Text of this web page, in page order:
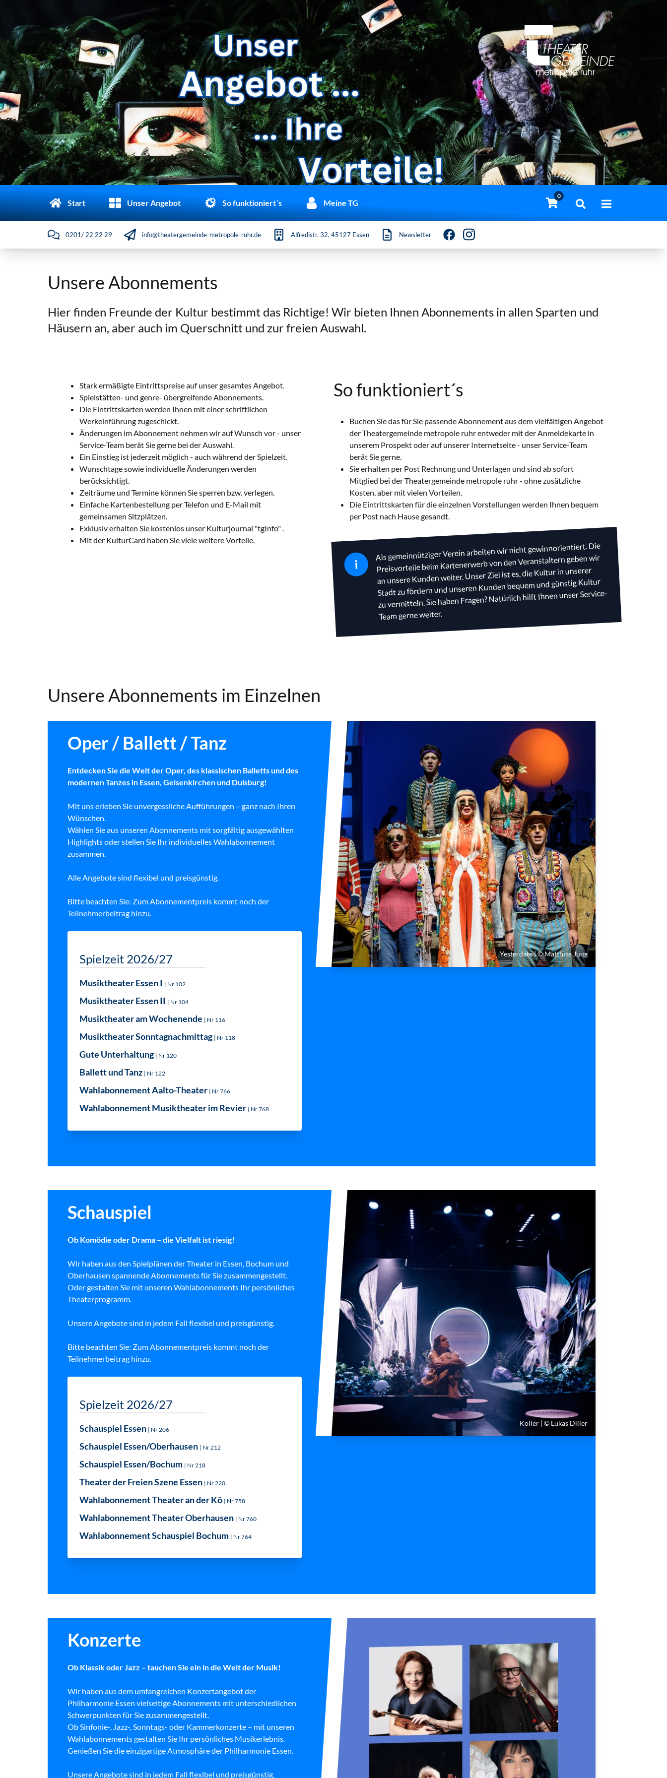
Parsifal | © Matthias Jung
Start Unser Angebot So funktioniert´s Meine TG
0
0201/ 22 22 29 info@theatergemeinde-metropole-ruhr.de Alfredistr. 32, 45127 Essen Newsletter
Unsere Abonnements
Hier finden Freunde der Kultur bestimmt das Richtige! Wir bieten Ihnen Abonnements in allen Sparten und
Häusern an, aber auch im Querschnitt und zur freien Auswahl.
Stark ermäßigte Eintrittspreise auf unser gesamtes Angebot.
Spielstätten- und genre­- übergreifende Abonnements.
Die Eintrittskarten werden Ihnen mit einer schriftlichen
Werkeinführung zugeschickt.
Änderungen im Abonnement nehmen wir auf Wunsch vor - unser
Service-Team berät Sie gerne bei der Auswahl.
Ein Einstieg ist jederzeit möglich - auch während der Spielzeit.
Wunschtage sowie individuelle Änderungen werden
berücksichtigt.
Zeiträume und Termine können Sie sperren bzw. verlegen.
Einfache Kartenbestellung per Telefon und E-Mail mit
gemeinsamen Sitzplätzen.
Exklusiv erhalten Sie kostenlos unser Kulturjournal "tgInfo" .
Mit der KulturCard haben Sie viele weitere Vorteile.
So funktioniert´s
Buchen Sie das für Sie passende Abonnement aus dem vielfältigen Angebot
der Theatergemeinde metropole ruhr entweder mit der Anmeldekarte in
unserem Prospekt oder auf unserer Internetseite - unser Service-Team
berät Sie gerne.
Sie erhalten per Post Rechnung und Unterlagen und sind ab sofort
Mitglied bei der Theatergemeinde metropole ruhr - ohne zusätzliche
Kosten, aber mit vielen Vorteilen.
Die Eintrittskarten für die einzelnen Vorstellungen werden Ihnen bequem
per Post nach Hause gesandt.
i
Als gemeinnütziger Verein arbeiten wir nicht gewinnorientiert. Die
Preisvorteile beim Kartenerwerb von den Veranstaltern geben wir
an unsere Kunden weiter. Unser Ziel ist es, die Kultur in unserer
Stadt zu fördern und unseren Kunden bequem und günstig Kultur
zu vermitteln. Sie haben Fragen? Natürlich hilft Ihnen unser Service-
Team gerne weiter.
Unsere Abonnements im Einzelnen
Oper / Ballett / Tanz
Entdecken Sie die Welt der Oper, des klassischen Balletts und des
modernen Tanzes in Essen, Gelsenkirchen und Duisburg!
Mit uns erleben Sie unvergessliche Aufführungen – ganz nach Ihren
Wünschen.
Wählen Sie aus unseren Abonnements mit sorgfältig ausgewählten
Highlights oder stellen Sie Ihr individuelles Wahlabonnement
zusammen.
Alle Angebote sind flexibel und preisgünstig.
Bitte beachten Sie: Zum Abonnementpreis kommt noch der
Teilnehmerbeitrag hinzu.
Spielzeit 2026/27
Musiktheater Essen I | Nr 102
Musiktheater Essen II | Nr 104
Musiktheater am Wochenende | Nr 116
Musiktheater Sonntagnachmittag | Nr 118
Gute Unterhaltung | Nr 120
Ballett und Tanz | Nr 122
Wahlabonnement Aalto-Theater | Nr 766
Wahlabonnement Musiktheater im Revier | Nr 768
Yesterdate | © Matthias Jung
Schauspiel
Ob Komödie oder Drama – die Vielfalt ist riesig!
Wir haben aus den Spielplänen der Theater in Essen, Bochum und
Oberhausen spannende Abonnements für Sie zusammengestellt.
Oder gestalten Sie mit unseren Wahlabonnements Ihr persönliches
Theaterprogramm.
Unsere Angebote sind in jedem Fall flexibel und preisgünstig.
Bitte beachten Sie: Zum Abonnementpreis kommt noch der
Teilnehmerbeitrag hinzu.
Spielzeit 2026/27
Schauspiel Essen | Nr 206
Schauspiel Essen/Oberhausen | Nr 212
Schauspiel Essen/Bochum | Nr 218
Theater der Freien Szene Essen | Nr 220
Wahlabonnement Theater an der Kö | Nr 758
Wahlabonnement Theater Oberhausen | Nr 760
Wahlabonnement Schauspiel Bochum | Nr 764
Koller | © Lukas Diller
Konzerte
Ob Klassik oder Jazz – tauchen Sie ein in die Welt der Musik!
Wir haben aus dem umfangreichen Konzertangebot der
Philharmonie Essen vielseitige Abonnements mit unterschiedlichen
Schwerpunkten für Sie zusammengestellt.
Ob Sinfonie-, Jazz-, Sonntags- oder Kammerkonzerte – mit unseren
Wahlabonnements gestalten Sie Ihr persönliches Musikerlebnis.
Genießen Sie die einzigartige Atmosphäre der Philharmonie Essen.
Unsere Angebote sind in jedem Fall flexibel und preisgünstig.